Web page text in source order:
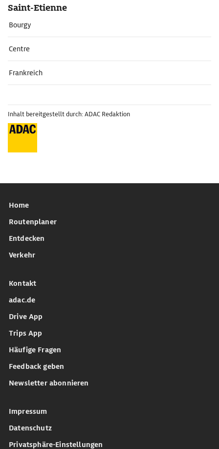
Saint-Etienne
Bourgy
Centre
Frankreich
Inhalt bereitgestellt durch: ADAC Redaktion
Home
Routenplaner
Entdecken
Verkehr
Kontakt
adac.de
Drive App
Trips App
Häufige Fragen
Feedback geben
Newsletter abonnieren
Impressum
Datenschutz
Privatsphäre-Einstellungen